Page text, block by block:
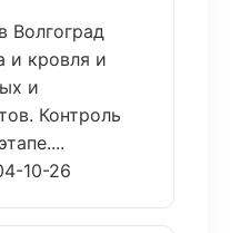
Волгоград
и кровля и
и
Контроль
10-26